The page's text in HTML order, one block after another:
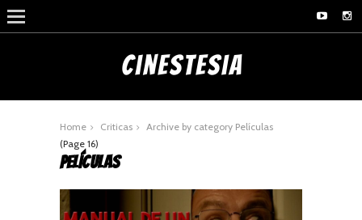
Home Criticas
Archive by category Películas
(Page 16)
PELÍCULAS